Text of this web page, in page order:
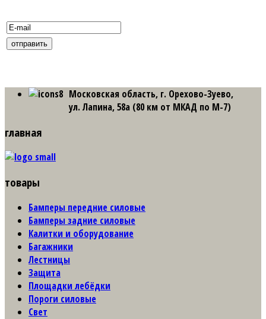
Московская область, г. Орехово-Зуево,
ул. Лапина, 58а (80 км от МКАД по М-7)
главная
товары
Бамперы передние силовые
Бамперы задние силовые
Калитки и оборудование
Багажники
Лестницы
Защита
Площадки лебёдки
Пороги силовые
Свет